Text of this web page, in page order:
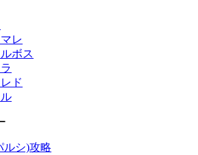
レ
ボス
ド
ルシ)攻略